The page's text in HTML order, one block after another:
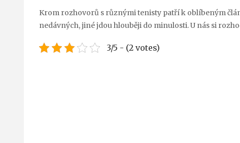
Krom rozhovorů s různými tenisty patří k oblíbeným
nedávných, jiné jdou hlouběji do minulosti. U nás si
3/5 - (2 votes)